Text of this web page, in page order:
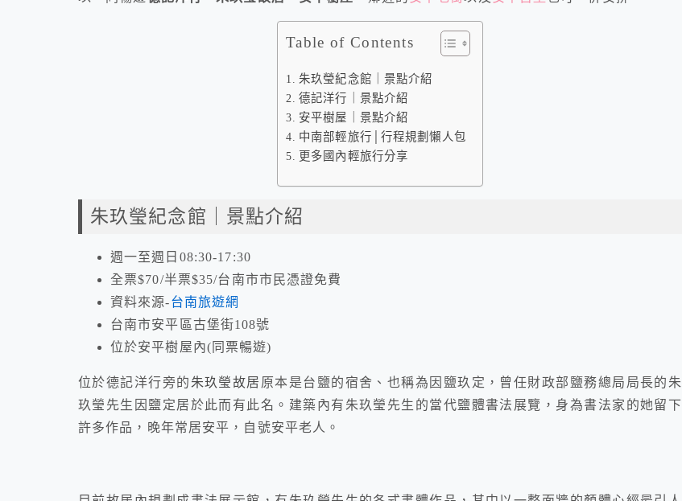
Table of Contents
朱玖瑩紀念館｜景點介紹
德記洋行｜景點介紹
安平樹屋｜景點介紹
中南部輕旅行│行程規劃懶人包
更多國內輕旅行分享
朱玖瑩紀念館｜景點介紹
週一至週日08:30-17:30
全票$70/半票$35/台南市市民憑證免費
資料來源-台南旅遊網
台南市安平區古堡街108號
位於安平樹屋內(同票暢遊)
位於德記洋行旁的朱玖瑩故居 原本是台鹽的宿舍、也稱為因鹽玖定，曾任財政部鹽務總局局長的朱
玖瑩先生因鹽定居於此而有此名。建築內有朱玖瑩先生的當代鹽體書法展覽，身為書法家的她留下
許多作品，晚年常居安平，自號安平老人。